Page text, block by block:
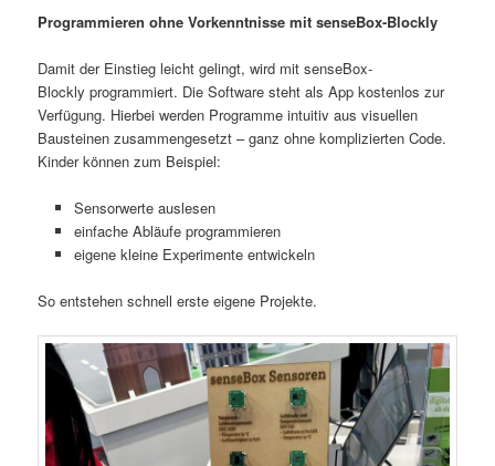
Programmieren ohne Vorkenntnisse mit senseBox-Blockly
Damit der Einstieg leicht gelingt, wird mit senseBox-
Blockly programmiert. Die Software steht als App kostenlos zur
Verfügung. Hierbei werden Programme intuitiv aus visuellen
Bausteinen zusammengesetzt – ganz ohne komplizierten Code.
Kinder können zum Beispiel:
Sensorwerte auslesen
einfache Abläufe programmieren
eigene kleine Experimente entwickeln
So entstehen schnell erste eigene Projekte.